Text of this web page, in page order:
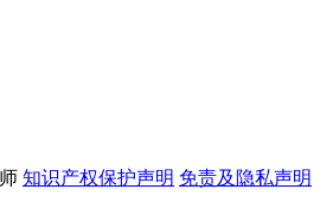
知识产权保护声明 免责及隐私声明